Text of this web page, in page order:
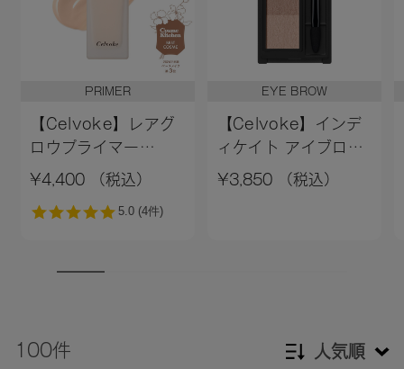
PRIMER
【Celvoke】レアグ
ロウプライマー
［01,02］＜新色追加
¥4,400 （税込）
EYE BROW
【Celvoke】インデ
ィケイト アイブロウ
パウダー 13＜2026
¥3,850 （税込）
100件 人気順